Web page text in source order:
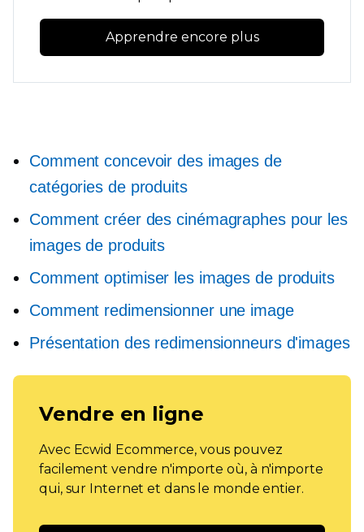
Apprendre encore plus
Comment concevoir des images de
catégories de produits
Comment créer des cinémagraphes pour les
images de produits
Comment optimiser les images de produits
Comment redimensionner une image
Présentation des redimensionneurs d'images
Vendre en ligne
Avec Ecwid Ecommerce, vous pouvez
facilement vendre n'importe où, à n'importe
qui, sur Internet et dans le monde entier.